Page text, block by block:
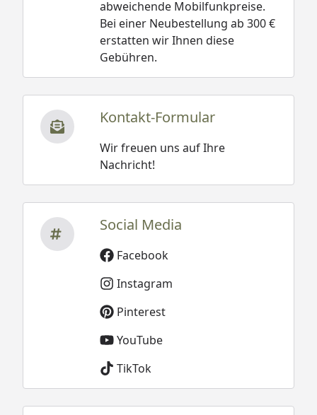
abweichende Mobilfunkpreise.
Bei einer Neubestellung ab 300 €
erstatten wir Ihnen diese
Gebühren.
Kontakt-Formular
Wir freuen uns auf Ihre
Nachricht!
Social Media
Facebook
Instagram
Pinterest
YouTube
TikTok